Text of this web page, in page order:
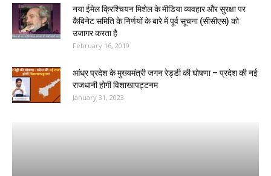
नया ईमेल क्रिश्चियन मिशेल के मीडिया व्यवहार और सुरक्षा पर
कैबिनेट समिति के निर्णयों के बारे में पूर्व सूचना (सीसीएस) को
उजागर करता है
February 16, 2019
आंध्र प्रदेश के मुख्यमंत्री जगन रेड्डी की घोषणा – प्रदेश की नई
राजधानी होगी विशाखापट्टनम
January 31, 2023